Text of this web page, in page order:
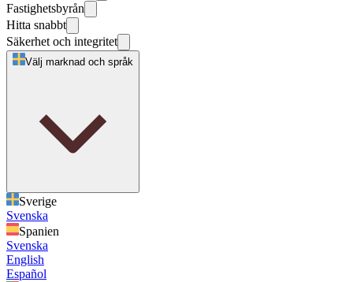
Fastighetsbyrån
Hitta snabbt
Säkerhet och integritet
Välj marknad och språk
Sverige
Svenska
Spanien
Svenska
English
Español